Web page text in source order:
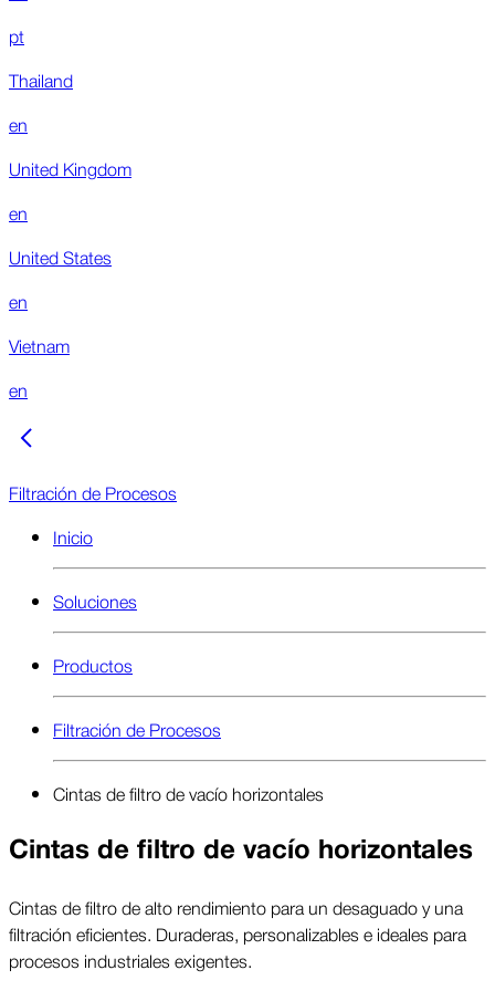
pt
Thailand
en
United Kingdom
en
United States
en
Vietnam
en
Filtración de Procesos
Inicio
Soluciones
Productos
Filtración de Procesos
Cintas de filtro de vacío horizontales
Cintas de filtro de vacío horizontales
Cintas de filtro de alto rendimiento para un desaguado y una
filtración eficientes. Duraderas, personalizables e ideales para
procesos industriales exigentes.